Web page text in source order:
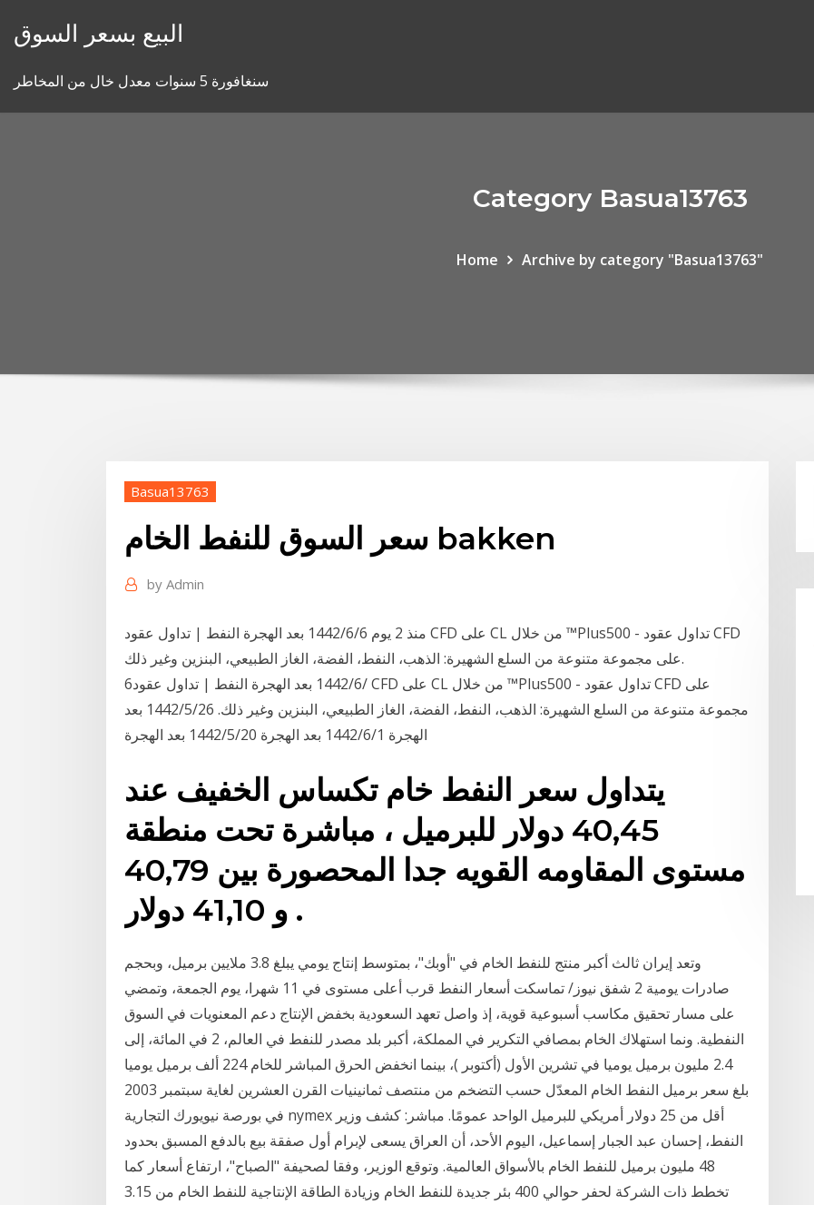
البيع بسعر السوق
سنغافورة 5 سنوات معدل خال من المخاطر
Category Basua13763
Home Archive by category "Basua13763"
Basua13763
سعر السوق للنفط الخام bakken
by Admin
منذ 2 يوم 6‏‏/6‏‏/1442 بعد الهجرة النفط | تداول عقود CFD على CL من خلال ™Plus500 - تداول عقود CFD
على مجموعة متنوعة من السلع الشهيرة: الذهب، النفط، الفضة، الغاز الطبيعي، البنزين وغير ذلك.
6‏‏/6‏‏/1442 بعد الهجرة النفط | تداول عقود CFD على CL من خلال ™Plus500 - تداول عقود CFD على
مجموعة متنوعة من السلع الشهيرة: الذهب، النفط، الفضة، الغاز الطبيعي، البنزين وغير ذلك. 26‏‏/5‏‏/1442 بعد
الهجرة 1‏‏/6‏‏/1442 بعد الهجرة 20‏‏/5‏‏/1442 بعد الهجرة
يتداول سعر النفط خام تكساس الخفيف عند
40,45 دولار للبرميل ، مباشرة تحت منطقة
مستوى المقاومه القويه جدا المحصورة بين 40,79
و 41,10 دولار .
وتعد إيران ثالث أكبر منتج للنفط الخام في "أوبك"، بمتوسط إنتاج يومي يبلغ 3.8 ملايين برميل، وبحجم
صادرات يومية 2 شفق نيوز/ تماسكت أسعار النفط قرب أعلى مستوى في 11 شهرا، يوم الجمعة، وتمضي
على مسار تحقيق مكاسب أسبوعية قوية، إذ واصل تعهد السعودية بخفض الإنتاج دعم المعنويات في السوق
النفطية. ونما استهلاك الخام بمصافي التكرير في المملكة، أكبر بلد مصدر للنفط في العالم، 2 في المائة، إلى
2.4 مليون برميل يوميا في تشرين الأول (أكتوبر )، بينما انخفض الحرق المباشر للخام 224 ألف برميل يوميا
بلغ سعر برميل النفط الخام المعدّل حسب التضخم من منتصف ثمانينيات القرن العشرين لغاية سبتمبر 2003
في بورصة نيويورك التجارية nymex أقل من 25 دولار أمريكي للبرميل الواحد عمومًا. مباشر: كشف وزير
النفط، إحسان عبد الجبار إسماعيل، اليوم الأحد، أن العراق يسعى لإبرام أول صفقة بيع بالدفع المسبق بحدود
48 مليون برميل للنفط الخام بالأسواق العالمية. وتوقع الوزير، وفقا لصحيفة "الصباح"، ارتفاع أسعار كما
تخطط ذات الشركة لحفر حوالي 400 بئر جديدة للنفط الخام وزيادة الطاقة الإنتاجية للنفط الخام من 3.15